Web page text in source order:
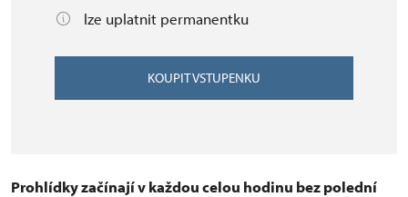
lze uplatnit permanentku
KOUPIT VSTUPENKU
Prohlídky začínají v každou celou hodinu bez polední